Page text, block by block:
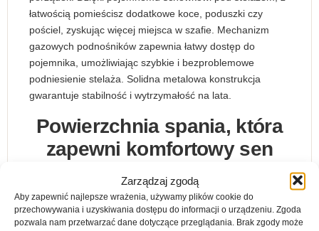
Zarządzaj zgodą
Aby zapewnić najlepsze wrażenia, używamy plików cookie do
przechowywania i uzyskiwania dostępu do informacji o urządzeniu. Zgoda
pozwala nam przetwarzać dane dotyczące przeglądania. Brak zgody może
łatwością pomieścisz dodatkowe koce, poduszki czy
pościel, zyskując więcej miejsca w szafie. Mechanizm
gazowych podnośników zapewnia łatwy dostęp do
pojemnika, umożliwiając szybkie i bezproblemowe
podniesienie stelaża. Solidna metalowa konstrukcja
gwarantuje stabilność i wytrzymałość na lata.
Powierzchnia spania, która
zapewni komfortowy sen
Łóżko Koleos 02 o powierzchni spania 140×200 cm
doskonale sprawdzi się zarówno jako miejsce do
odpoczynku dla jednej osoby, jak i wygodna przestrzeń